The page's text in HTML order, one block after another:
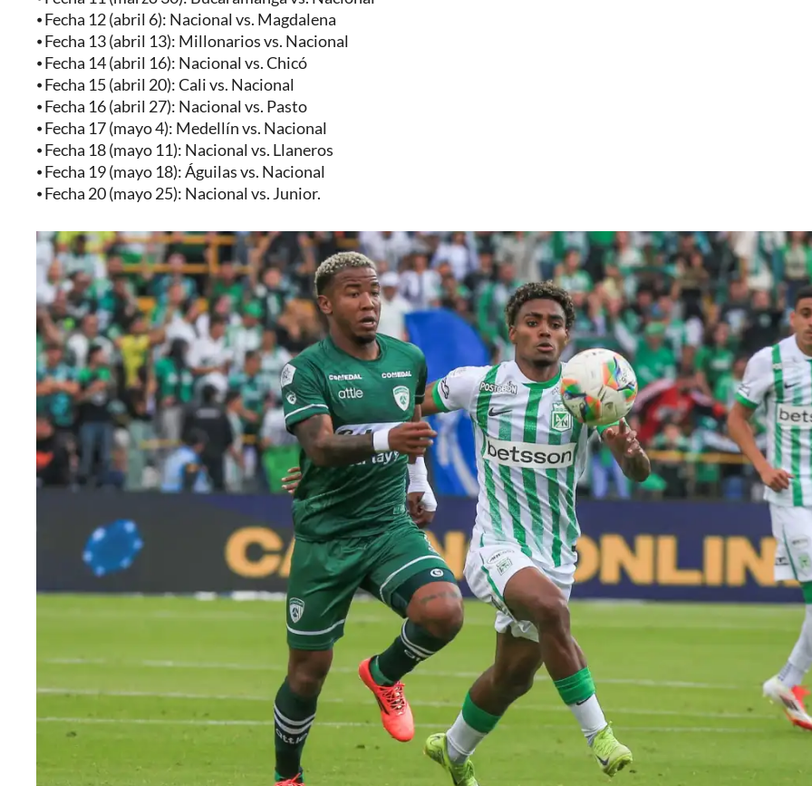
⦁ Fecha 12 (abril 6): Nacional vs. Magdalena
⦁ Fecha 13 (abril 13): Millonarios vs. Nacional
⦁ Fecha 14 (abril 16): Nacional vs. Chicó
⦁ Fecha 15 (abril 20): Cali vs. Nacional
⦁ Fecha 16 (abril 27): Nacional vs. Pasto
⦁ Fecha 17 (mayo 4): Medellín vs. Nacional
⦁ Fecha 18 (mayo 11): Nacional vs. Llaneros
⦁ Fecha 19 (mayo 18): Águilas vs. Nacional
⦁ Fecha 20 (mayo 25): Nacional vs. Junior.